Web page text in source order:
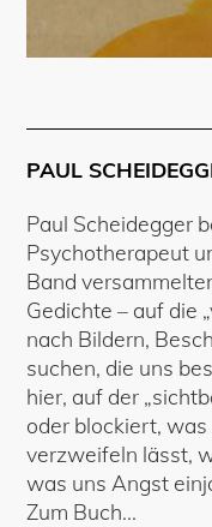
PAUL
Paul Scheidegger
Psychotherapeut
Band
Gedichte – auf die
nach Bildern,
suchen, die uns
hier, auf der
oder blockiert,
verzweifeln lässt,
was uns Angst
Zum Buch...